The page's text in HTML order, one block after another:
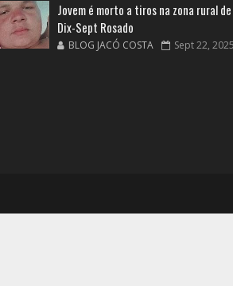
Jovem é morto a tiros na zona rural
Dix-Sept Rosado
BLOG JACÓ COSTA Sept 22, 2025